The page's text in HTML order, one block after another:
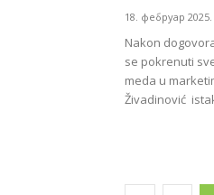
18. фебруар 2025.
Nakon
se pokrenuti
meda u
Živadinović